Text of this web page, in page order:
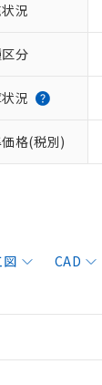
況
分
況
格(税別)
図 CAD